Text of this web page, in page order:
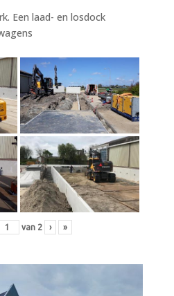
Een laad- en losdock
van 2 › »